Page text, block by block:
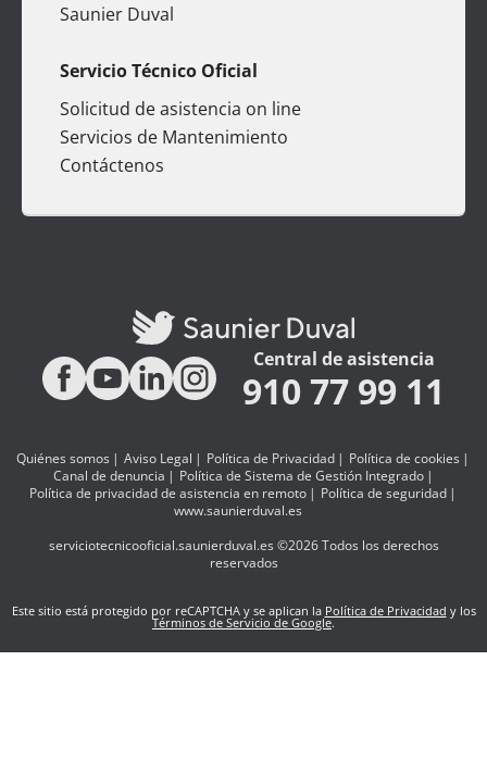
Saunier Duval
Servicio Técnico Oficial
Solicitud de asistencia on line
Servicios de Mantenimiento
Contáctenos
Central de asistencia
910 77 99 11
Quiénes somos Aviso Legal Política de Privacidad
Política de cookies
Canal de denuncia
Política de Sistema de Gestión Integrado
Política de privacidad de asistencia en remoto
Política de seguridad
www.saunierduval.es
serviciotecnicooficial.saunierduval.es ©2026 Todos los derechos
reservados
Este sitio está protegido por reCAPTCHA y se aplican la Política de Privacidad y los
Términos de Servicio de Google.